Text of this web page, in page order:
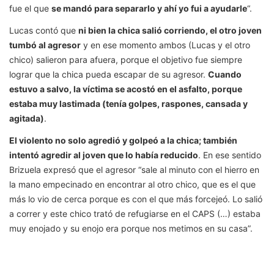
fue el que se mandó para separarlo y ahí yo fui a ayudarle“.
Lucas contó que ni bien la chica salió corriendo, el otro joven
tumbó al agresor y en ese momento ambos (Lucas y el otro
chico) salieron para afuera, porque el objetivo fue siempre
lograr que la chica pueda escapar de su agresor. Cuando
estuvo a salvo, la víctima se acostó en el asfalto, porque
estaba muy lastimada (tenía golpes, raspones, cansada y
agitada).
El violento no solo agredió y golpeó a la chica; también
intentó agredir al joven que lo había reducido. En ese sentido
Brizuela expresó que el agresor “sale al minuto con el hierro en
la mano empecinado en encontrar al otro chico, que es el que
más lo vio de cerca porque es con el que más forcejeó. Lo salió
a correr y este chico trató de refugiarse en el CAPS (…) estaba
muy enojado y su enojo era porque nos metimos en su casa”.